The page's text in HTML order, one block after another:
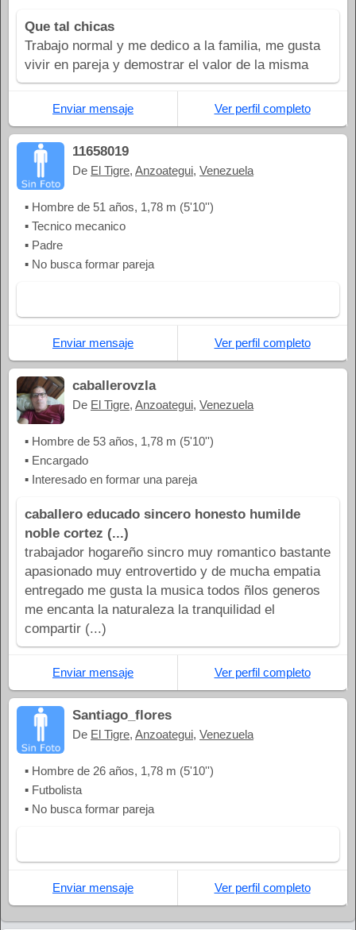
Que tal chicas
Trabajo normal y me dedico a la familia, me gusta
vivir en pareja y demostrar el valor de la misma
Enviar mensaje Ver perfil completo
11658019
De El Tigre, Anzoategui, Venezuela
▪ Hombre de 51 años, 1,78 m (5'10'')
▪ Tecnico mecanico
▪ Padre
▪ No busca formar pareja
Enviar mensaje Ver perfil completo
caballerovzla
De El Tigre, Anzoategui, Venezuela
▪ Hombre de 53 años, 1,78 m (5'10'')
▪ Encargado
▪ Interesado en formar una pareja
caballero educado sincero honesto humilde
noble cortez (...)
trabajador hogareño sincro muy romantico bastante
apasionado muy entrovertido y de mucha empatia
entregado me gusta la musica todos ñlos generos
me encanta la naturaleza la tranquilidad el
compartir (...)
Enviar mensaje Ver perfil completo
Santiago_flores
De El Tigre, Anzoategui, Venezuela
▪ Hombre de 26 años, 1,78 m (5'10'')
▪ Futbolista
▪ No busca formar pareja
Enviar mensaje Ver perfil completo